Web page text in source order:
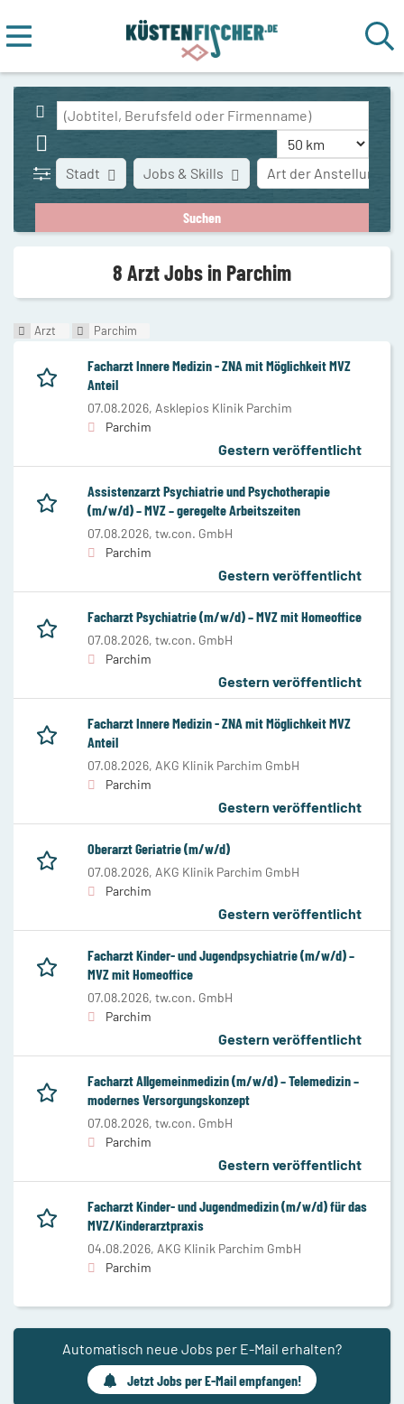
Stadt Art der Anstellung
Jobs & Skills
8 Arzt Jobs in Parchim
Arzt Parchim
Facharzt Innere Medizin - ZNA mit Möglichkeit MVZ
Anteil
07.08.2026, Asklepios Klinik Parchim
Parchim
Gestern veröffentlicht
Assistenzarzt Psychiatrie und Psychotherapie
(m/w/d) – MVZ – geregelte Arbeitszeiten
07.08.2026, tw.con. GmbH
Parchim
Gestern veröffentlicht
Facharzt Psychiatrie (m/w/d) – MVZ mit Homeoffice
07.08.2026, tw.con. GmbH
Parchim
Gestern veröffentlicht
Facharzt Innere Medizin - ZNA mit Möglichkeit MVZ
Anteil
07.08.2026, AKG Klinik Parchim GmbH
Parchim
Gestern veröffentlicht
Oberarzt Geriatrie (m/w/d)
07.08.2026, AKG Klinik Parchim GmbH
Parchim
Gestern veröffentlicht
Facharzt Kinder- und Jugendpsychiatrie (m/w/d) –
MVZ mit Homeoffice
07.08.2026, tw.con. GmbH
Parchim
Gestern veröffentlicht
Facharzt Allgemeinmedizin (m/w/d) – Telemedizin –
modernes Versorgungskonzept
07.08.2026, tw.con. GmbH
Parchim
Gestern veröffentlicht
Facharzt Kinder- und Jugendmedizin (m/w/d) für das
MVZ/Kinderarztpraxis
04.08.2026, AKG Klinik Parchim GmbH
Parchim
Automatisch neue Jobs per E-Mail erhalten?
Jetzt Jobs per E-Mail empfangen!